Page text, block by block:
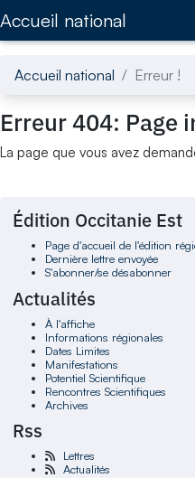
Accueil national
Accueil national Erreur !
Erreur 404: Page
La page que vous avez
Édition Occitanie Est
Page d'accueil de l'édition
Dernière lettre envoyée
S'abonner/se désabonner
Actualités
À l'affiche
Informations régionales
Dates Limites
Manifestations
Potentiel Scientifique
Rencontres Scientifiques
Archives
Rss
Lettres
Actualités